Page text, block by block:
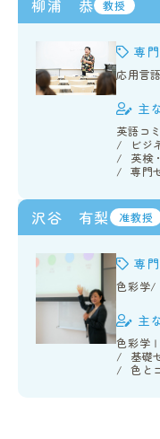
柳浦 恭 教授
専
応用言
主
英語コ
ビジ
英検
専門
沢谷 有梨 准教授
専
色彩学
主
色彩学
基礎
色と